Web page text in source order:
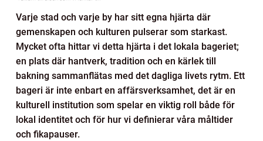
Varje stad och varje by har sitt egna hjärta där
gemenskapen och kulturen pulserar som starkast.
Mycket ofta hittar vi detta hjärta i det lokala bageriet;
en plats där hantverk, tradition och en kärlek till
bakning sammanflätas med det dagliga livets rytm. Ett
bageri är inte enbart en affärsverksamhet, det är en
kulturell institution som spelar en viktig roll både för
lokal identitet och för hur vi definierar våra måltider
och fikapauser.